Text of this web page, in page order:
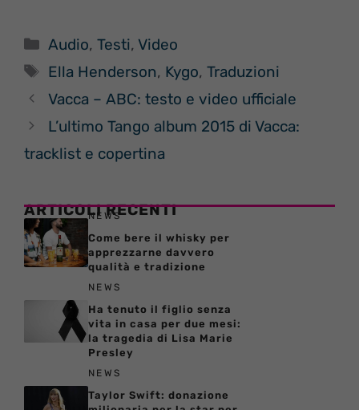
Categorie
Audio,Testi,Video
Tag
Ella Henderson, Kygo,Traduzioni
Vacca – ABC: testo e video ufficiale
L’ultimo Tango album 2015 di Vacca:
tracklist e copertina
ARTICOLI RECENTI
NEWS
Come bere il whisky per
apprezzarne davvero
qualità e tradizione
NEWS
Ha tenuto il figlio senza
vita in casa per due mesi:
la tragedia di Lisa Marie
Presley
NEWS
Taylor Swift: donazione